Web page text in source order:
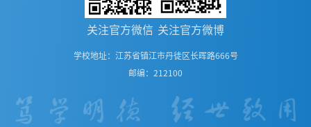
关注官方微信 关注官方微博
学校地址：江苏省镇江市丹徒区长晖路666号
邮编：212100